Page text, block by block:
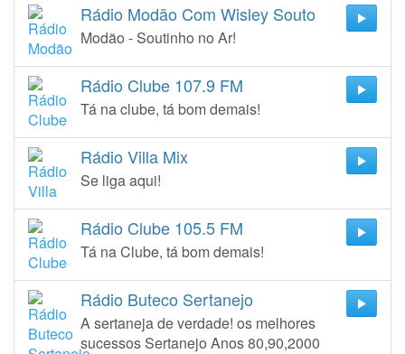
Rádio Modão Com Wisley Souto
Modão - Soutinho no Ar!
Rádio Clube 107.9 FM
Tá na clube, tá bom demais!
Rádio Villa Mix
Se liga aqui!
Rádio Clube 105.5 FM
Tá na Clube, tá bom demais!
Rádio Buteco Sertanejo
A sertaneja de verdade! os melhores
sucessos Sertanejo Anos 80,90,2000